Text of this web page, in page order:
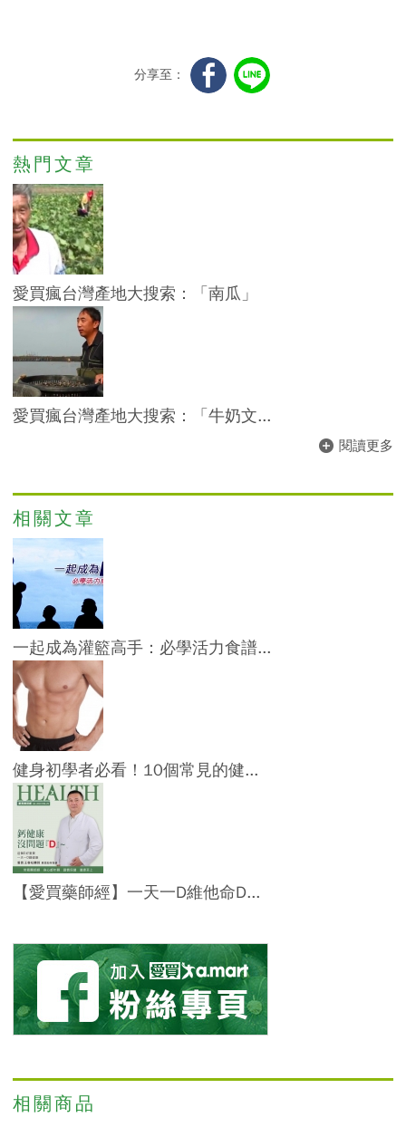
分享至：
熱門文章
愛買瘋台灣產地大搜索：「南瓜」
愛買瘋台灣產地大搜索：「牛奶文...
閱讀更多
相關文章
一起成為灌籃高手：必學活力食譜...
健身初學者必看！10個常見的健...
【愛買藥師經】一天一D維他命D...
相關商品